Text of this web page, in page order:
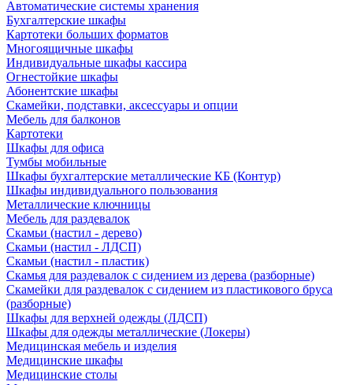
Автоматические системы хранения
Бухгалтерские шкафы
Картотеки больших форматов
Многоящичные шкафы
Индивидуальные шкафы кассира
Огнестойкие шкафы
Абонентские шкафы
Скамейки, подставки, аксессуары и опции
Мебель для балконов
Картотеки
Шкафы для офиса
Тумбы мобильные
Шкафы бухгалтерские металлические КБ (Контур)
Шкафы индивидуального пользования
Металлические ключницы
Мебель для раздевалок
Скамьи (настил - дерево)
Скамьи (настил - ЛДСП)
Скамьи (настил - пластик)
Скамья для раздевалок с сидением из дерева (разборные)
Скамейки для раздевалок с сидением из пластикового бруса
(разборные)
Шкафы для верхней одежды (ЛДСП)
Шкафы для одежды металлические (Локеры)
Медицинская мебель и изделия
Медицинские шкафы
Медицинские столы